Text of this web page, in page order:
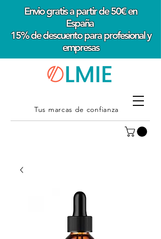
Envio gratis a partir de 50€ en
España
15% de descuento para profesional y
empresas
Tus marcas de confianza